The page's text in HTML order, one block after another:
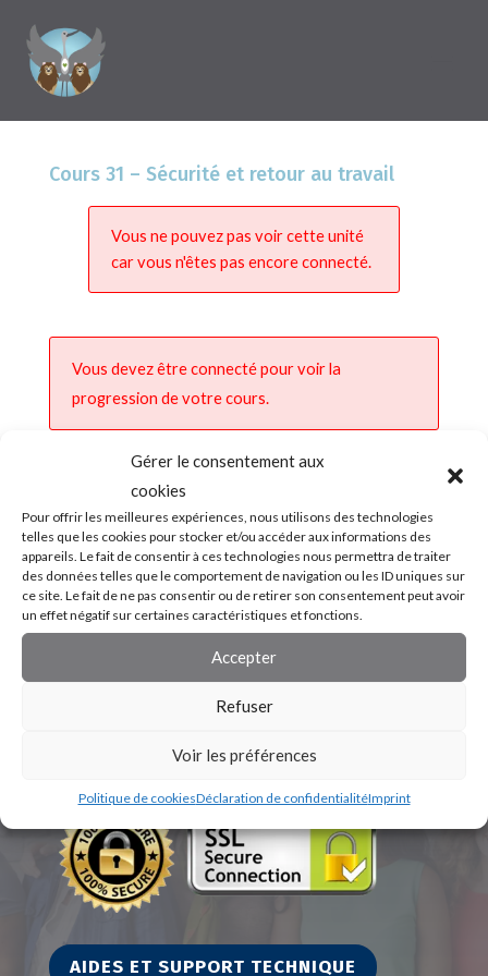
Gérer le consentement aux
cookies
Pour offrir les meilleures expériences, nous utilisons des technologies
telles que les cookies pour stocker et/ou accéder aux informations des
appareils. Le fait de consentir à ces technologies nous permettra de traiter
des données telles que le comportement de navigation ou les ID uniques sur
ce site. Le fait de ne pas consentir ou de retirer son consentement peut avoir
un effet négatif sur certaines caractéristiques et fonctions.
Accepter
Refuser
Voir les préférences
Politique de cookiesDéclaration de confidentialitéImprint
Cours 31 – Sécurité et retour au travail
Vous ne pouvez pas voir cette unité
car vous n'êtes pas encore connecté.
Vous devez être connecté pour voir la
progression de votre cours.
AIDES ET SUPPORT TECHNIQUE